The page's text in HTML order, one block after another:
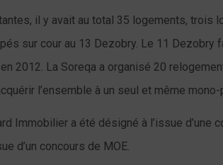
il y avait au total 35 logements, trois
sur cour au 13 Dezobry. Le 11 Dezobry
2012. La Soreqa a organisé 20
l’ensemble à un seul et même
Immobilier a été désigné à l’issue d’une
d’un concours de MOE.